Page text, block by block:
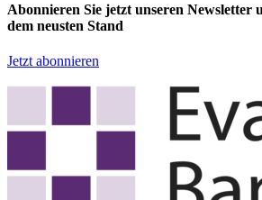
Abonnieren Sie jetzt unseren Newsletter
dem neusten Stand
Jetzt abonnieren